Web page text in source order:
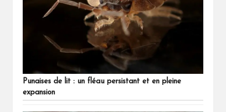
Punaises de lit : un fléau persistant et en pleine
expansion